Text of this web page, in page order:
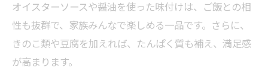
オイスターソースや醤油を使った味付けは、ご飯との相
性も抜群で、家族みんなで楽しめる一品です。さらに、
きのこ類や豆腐を加えれば、たんぱく質も補え、満足感
が高まります。